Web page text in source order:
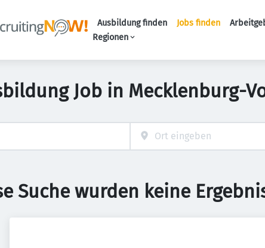
Ausbildung finden Jobs finden
Regionen
Job in Mecklenburg-
Suche wurden keine